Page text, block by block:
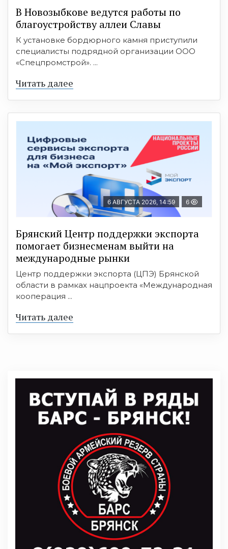
В Новозыбкове ведутся работы по
благоустройству аллеи Славы
К установке бордюрного камня приступили
специалисты подрядной организации ООО
«Спецпромстрой». ...
Читать далее
6 АВГУСТА 2026, 14:59 6
Брянский Центр поддержки экспорта
помогает бизнесменам выйти на
международные рынки
Центр поддержки экспорта (ЦПЭ) Брянской
области в рамках нацпроекта «Международная
кооперация ...
Читать далее